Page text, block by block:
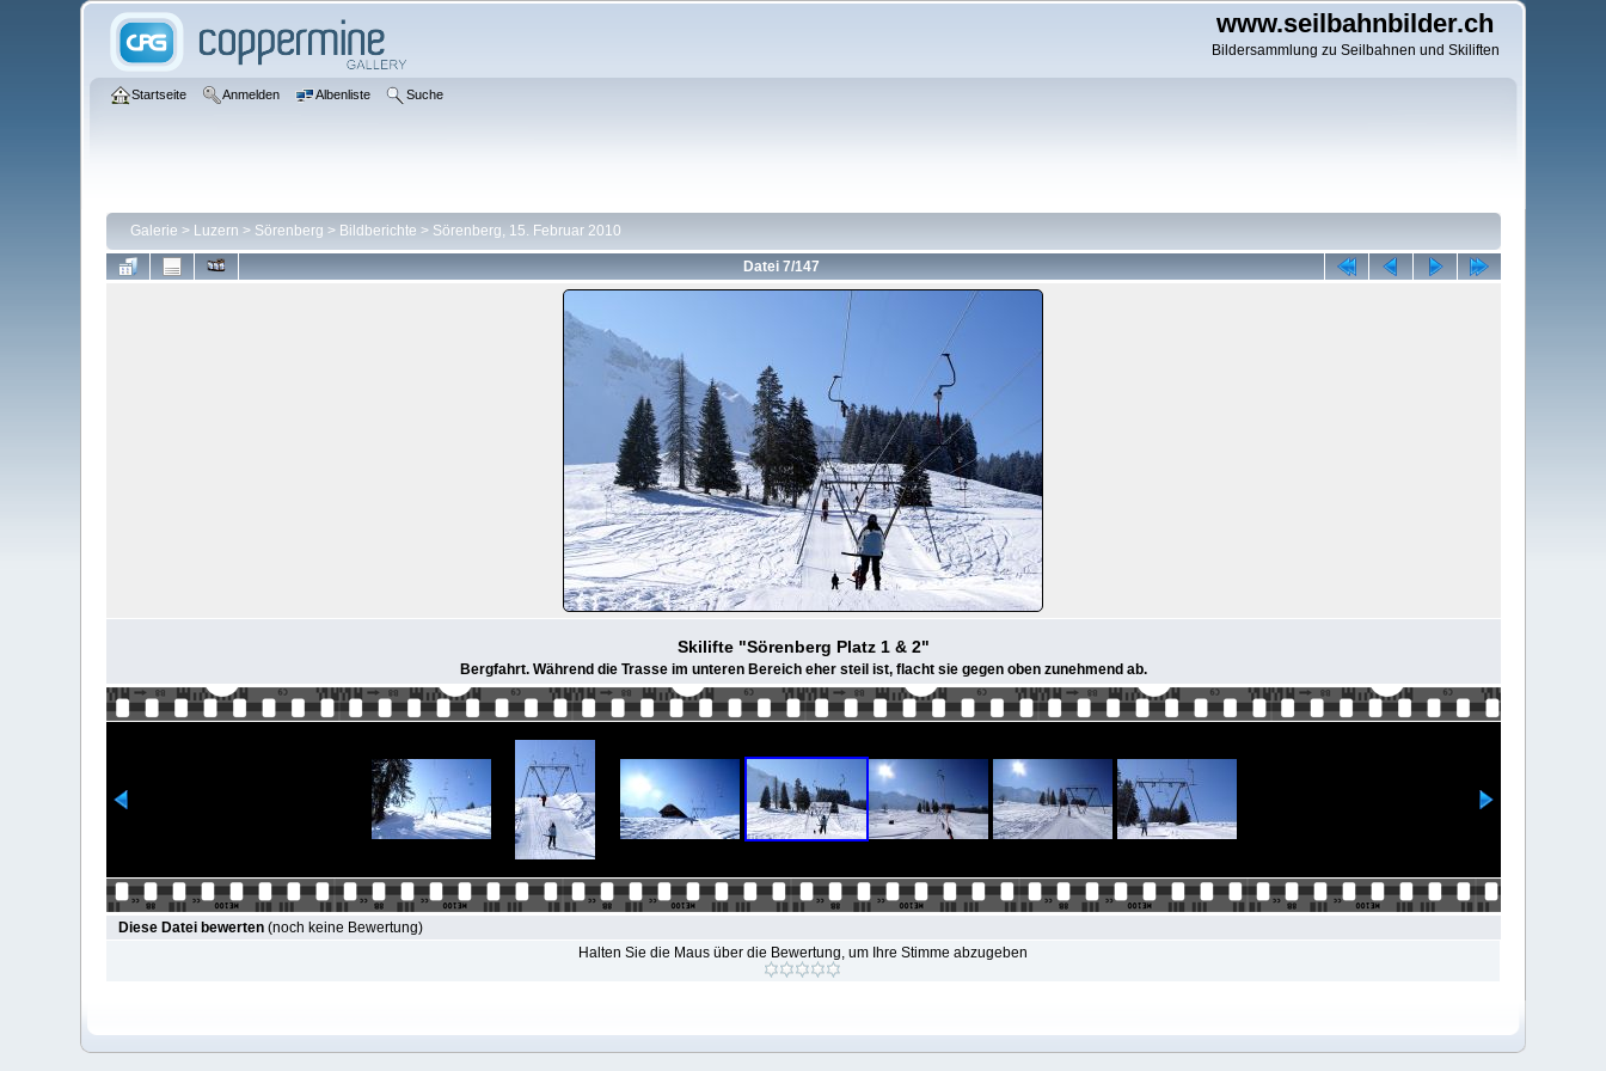
www.seilbahnbilder.ch
Bildersammlung zu Seilbahnen und Skiliften
Startseite Anmelden Albenliste Suche
Galerie > Luzern > Sörenberg > Bildberichte > Sörenberg, 15. Februar 2010
Datei 7/147
Skilifte "Sörenberg Platz 1 & 2"
Bergfahrt. Während die Trasse im unteren Bereich eher steil ist, flacht sie gegen oben zunehmend ab.
Diese Datei bewerten(noch keine Bewertung)
Halten Sie die Maus über die Bewertung, um Ihre Stimme abzugeben